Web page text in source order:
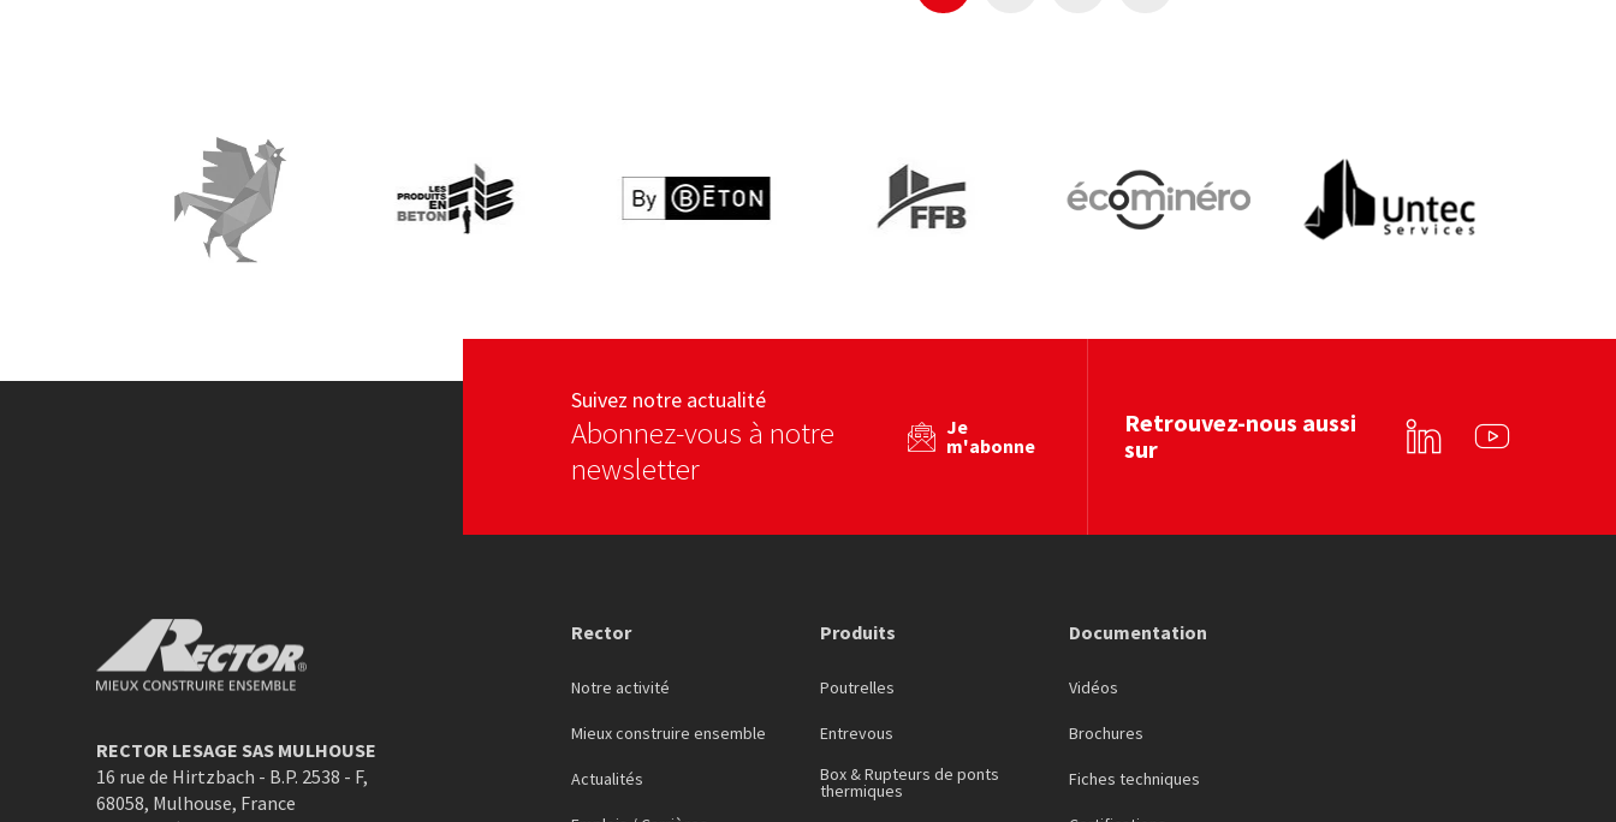
Voir le site web Voir le site web
Suivez notre actualité
Abonnez-vous à notre
newsletter
Je
m'abonne
Retrouvez-nous aussi
sur
Linkedin YouTube
Rector Mieux construire ensemble
RECTOR LESAGE SAS MULHOUSE
16 rue de Hirtzbach - B.P. 2538 - F,
68058, Mulhouse, France
Rector
Notre activité
Mieux construire ensemble
Actualités
Produits
Poutrelles
Entrevous
Box & Rupteurs de ponts
thermiques
Documentation
Vidéos
Brochures
Fiches techniques